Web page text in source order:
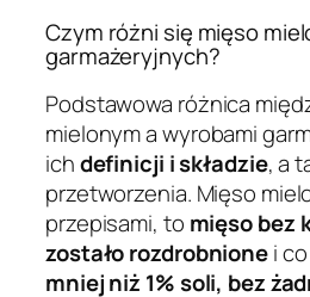
Czym różni się mięso
garmażeryjnych?
Podstawowa różnica
mielonym a wyrobami
ichdefinicji i składzie, a
przetworzenia. Mięso
przepisami, to mięso bez
zostało rozdrobnionei
mniej niż 1% soli, bez